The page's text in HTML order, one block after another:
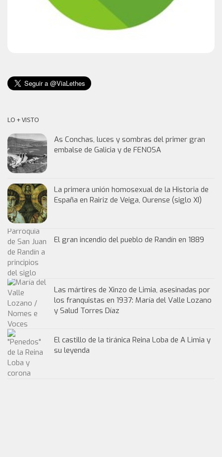
LO + VISTO
As Conchas, luces y sombras del primer gran
embalse de Galicia y de FENOSA
La primera unión homosexual de la Historia de
España en Rairiz de Veiga, Ourense (siglo XI)
El gran incendio del pueblo de Randín en 1889
Las mártires de Xinzo de Limia, asesinadas por
los franquistas en 1937: María del Valle Lozano
y Salud Torres Díaz
El castillo de la tiránica Reina Loba de A Limia y
su leyenda